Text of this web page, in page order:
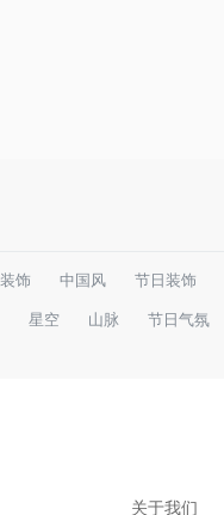
装饰 中国风 节日装饰
星空 山脉 节日气氛
关于我们